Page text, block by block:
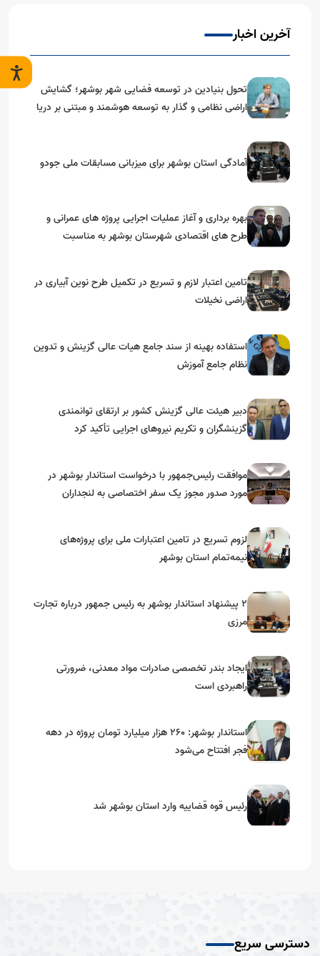
آخرین اخبار
تحول بنیادین در توسعه فضایی شهر بوشهر؛ گشایش
اراضی نظامی و گذار به توسعه هوشمند و مبتنی بر دریا
آمادگی استان بوشهر برای میزبانی مسابقات ملی جودو
بهره برداری و آغاز عملیات اجرایی پروژه های عمرانی و
طرح های اقتصادی شهرستان بوشهر به مناسبت
تامین اعتبار لازم و تسریع در تکمیل طرح نوین آبیاری در
اراضی نخیلات
استفاده بهینه از سند جامع هیات عالی گزینش و‌ تدوین
نظام جامع آموزش
دبیر هیئت عالی گزینش کشور بر ارتقای توانمندی
گزینشگران و تکریم نیروهای اجرایی تأکید کرد
موافقت رئیس‌جمهور با درخواست استاندار بوشهر در
مورد صدور مجوز یک سفر اختصاصی به لنجداران
لزوم تسریع در تامین اعتبارات ملی برای پروژه‌های
نیمه‌تمام استان بوشهر
۲ پیشنهاد استاندار بوشهر به رئیس جمهور درباره تجارت
مرزی
ایجاد بندر تخصصی صادرات مواد معدنی، ضرورتی
راهبردی است
استاندار بوشهر: ۲۶۰ هزار میلیارد تومان پروژه در دهه
فجر افتتاح می‌شود
رئیس قوه قضاییه وارد استان بوشهر شد
دسترسی سریع